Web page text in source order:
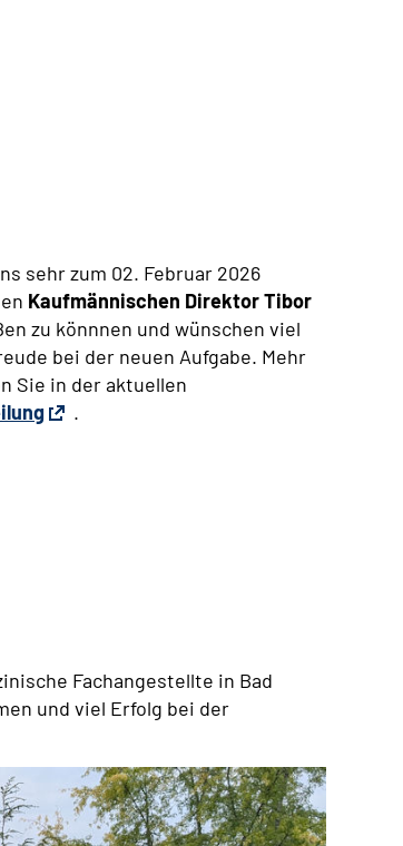
sehr zum 02. Februar 2026
Kaufmännischen Direktor Tibor
zu könnnen und wünschen viel
bei der neuen Aufgabe. Mehr
Sie in der aktuellen
.
Fachangestellte in Bad
und viel Erfolg bei der